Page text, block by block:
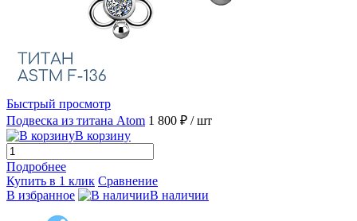
Быстрый просмотр
Подвеска из титана Atom 1 800 ₽ / шт
В корзину
Подробнее
Купить в 1 клик Сравнение
В избранное
В наличии